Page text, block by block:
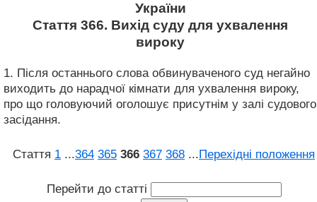
України
Стаття 366. Вихід суду для ухвалення
вироку
1. Після останнього слова обвинуваченого суд негайно
виходить до нарадчої кімнати для ухвалення вироку,
про що головуючий оголошує присутнім у залі судового
засідання.
Стаття 1 ...364 365 366 367 368 ...Перехідні положення
Перейти до статті